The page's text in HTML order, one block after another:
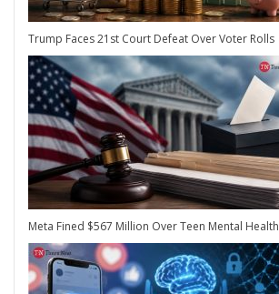
Trump Faces 21st Court Defeat Over Voter Rolls
Meta Fined $567 Million Over Teen Mental Health